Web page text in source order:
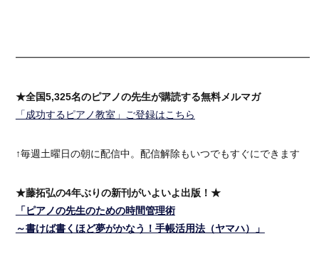
★全国5,325名のピアノの先生が購読する無料メルマガ
「成功するピアノ教室」ご登録はこちら
↑毎週土曜日の朝に配信中。配信解除もいつでもすぐにできます
★藤拓弘の4年ぶりの新刊がいよいよ出版！★
「ピアノの先生のための時間管理術
～書けば書くほど夢がかなう！手帳活用法（ヤマハ）」